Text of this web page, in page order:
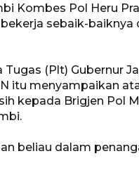
Kombes Pol Heru
sebaik-
Tugas (Plt) Gubernur
itu menyampaikan
kepada Brigjen Pol
beliau dalam